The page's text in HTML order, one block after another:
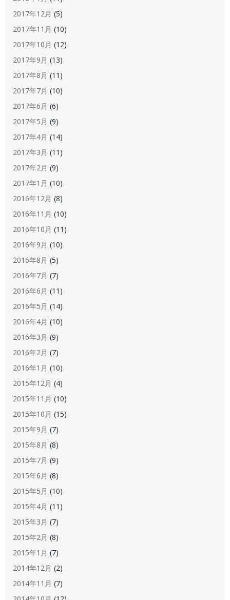
2017年12月 (5)
2017年11月 (10)
2017年10月 (12)
2017年9月 (13)
2017年8月 (11)
2017年7月 (10)
2017年6月 (6)
2017年5月 (9)
2017年4月 (14)
2017年3月 (11)
2017年2月 (9)
2017年1月 (10)
2016年12月 (8)
2016年11月 (10)
2016年10月 (11)
2016年9月 (10)
2016年8月 (5)
2016年7月 (7)
2016年6月 (11)
2016年5月 (14)
2016年4月 (10)
2016年3月 (9)
2016年2月 (7)
2016年1月 (10)
2015年12月 (4)
2015年11月 (10)
2015年10月 (15)
2015年9月 (7)
2015年8月 (8)
2015年7月 (9)
2015年6月 (8)
2015年5月 (10)
2015年4月 (11)
2015年3月 (7)
2015年2月 (8)
2015年1月 (7)
2014年12月 (2)
2014年11月 (7)